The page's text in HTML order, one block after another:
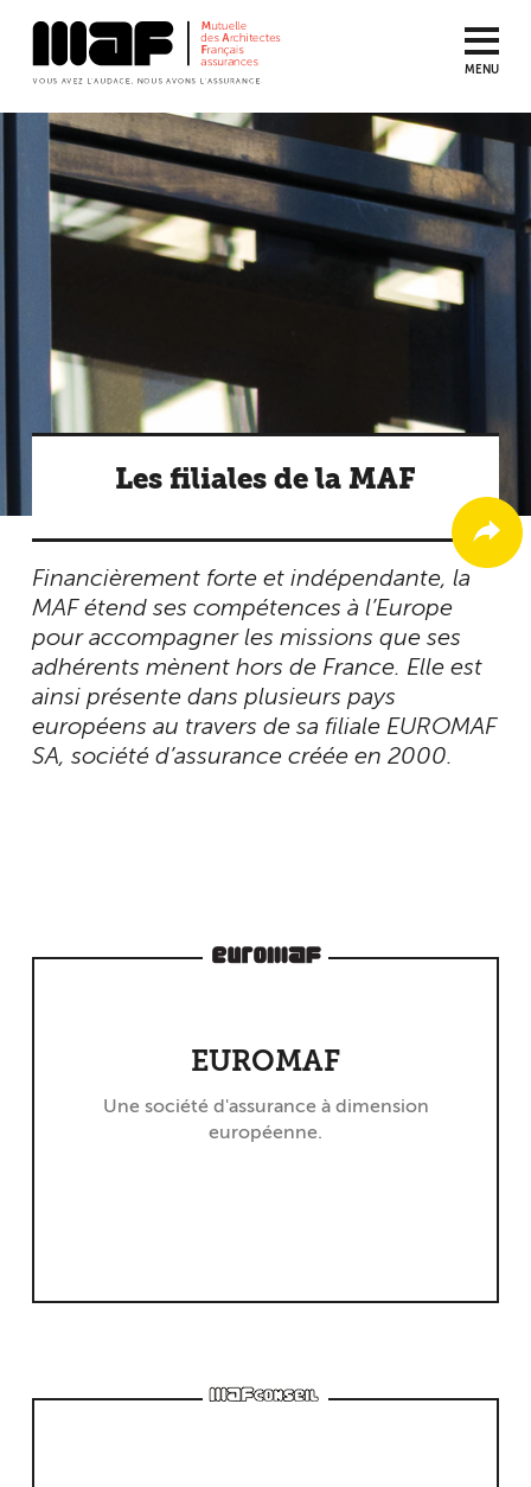
contenu
principal
MENU
Les filiales de la MAF
Financièrement forte et indépendante, la
MAF étend ses compétences à l’Europe
pour accompagner les missions que ses
adhérents mènent hors de France. Elle est
ainsi présente dans plusieurs pays
européens au travers de sa filiale EUROMAF
SA, société d’assurance créée en 2000.
EUROMAF
Une société d'assurance à dimension
européenne.